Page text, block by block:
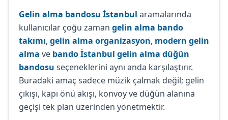
Gelin alma bandosu İstanbul aramalarında
kullanıcılar çoğu zaman gelin alma bando
takımı, gelin alma organizasyon, modern gelin
alma ve bando İstanbul gelin alma düğün
bandosu seçeneklerini aynı anda karşılaştırır.
Buradaki amaç sadece müzik çalmak değil; gelin
çıkışı, kapı önü akışı, konvoy ve düğün alanına
geçişi tek plan üzerinden yönetmektir.